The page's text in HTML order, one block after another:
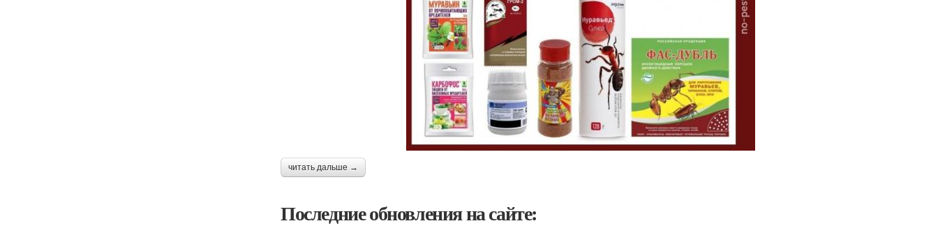
читать дальше →
Последние обновления на сайте: